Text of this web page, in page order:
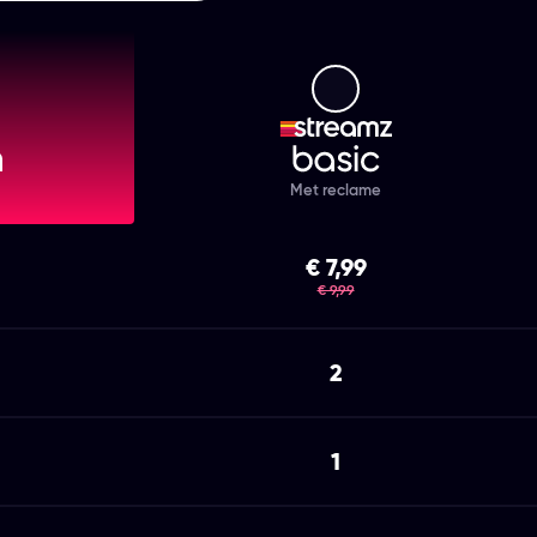
Premium Streamz Basic
Met reclame
€ 7,99
was
€ 9,99
2
1